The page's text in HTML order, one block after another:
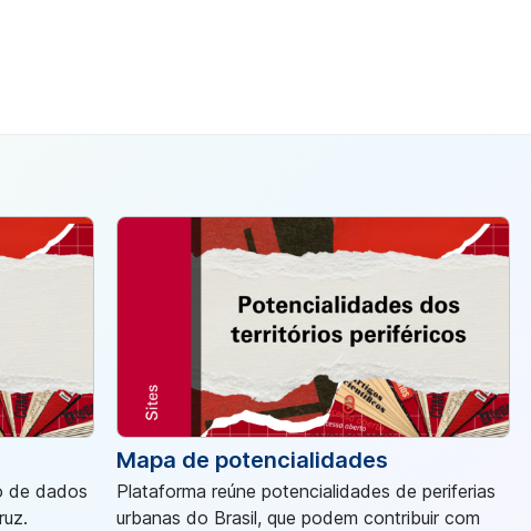
de dados
Mapa de potencialidades
Plataforma reúne potencialidades de periferias
urbanas do Brasil, que podem contribuir com